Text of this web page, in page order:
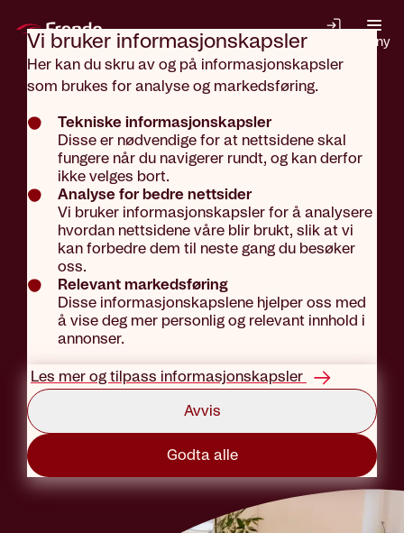
Vi bruker informasjons­kapsler
Her kan du skru av og på informasjonskapsler
som brukes for analyse og markedsføring.
Tekniske informasjonskapsler
Disse er nødvendige for at nettsidene skal
fungere når du navigerer rundt, og kan derfor
ikke velges bort.
Analyse for bedre nettsider
Vi bruker informasjonskapsler for å analysere
hvordan nettsidene våre blir brukt, slik at vi
kan forbedre dem til neste gang du besøker
oss.
Relevant markedsføring
Disse informasjonskapslene hjelper oss med
å vise deg mer personlig og relevant innhold i
annonser.
Les mer og tilpass informasjonskapsler
Avvis
Godta alle
Gå til hovedinnhold
Meny
Aktuelt Bedrift
Forsikringer
som
ansattgode